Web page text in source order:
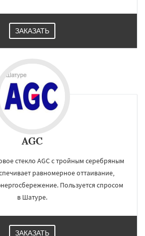
ЗАКАЗАТЬ
AGC
стекло AGC с тройным серебряным
равномерное оттаивание,
Пользуется спросом
в Шатуре.
ЗАКАЗАТЬ